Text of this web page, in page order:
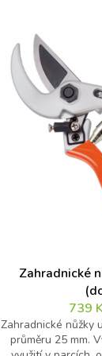
Zahradnické
739
Zahradnické nůžky
průměru 25 mm.